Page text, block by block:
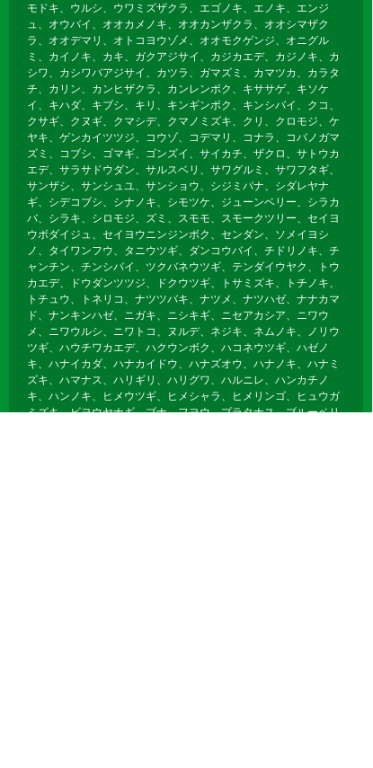
モドキ、ウルシ、ウワミズザクラ、エゴノキ、エノキ、エンジ
ュ、オウバイ、オオカメノキ、オオカンザクラ、オオシマザク
ラ、オオデマリ、オトコヨウゾメ、オオモクゲンジ、オニグル
ミ、カイノキ、カキ、ガクアジサイ、カジカエデ、カジノキ、カ
シワ、カシワバアジサイ、カツラ、ガマズミ、カマツカ、カラタ
チ、カリン、カンヒザクラ、カンレンボク、キササゲ、キソケ
イ、キハダ、キブシ、キリ、キンギンボク、キンシバイ、クコ、
クサギ、クヌギ、クマシデ、クマノミズキ、クリ、クロモジ、ケ
ヤキ、ゲンカイツツジ、コウゾ、コデマリ、コナラ、コバノガマ
ズミ、コブシ、ゴマギ、ゴンズイ、サイカチ、ザクロ、サトウカ
エデ、サラサドウダン、サルスベリ、サワグルミ、サワフタギ、
サンザシ、サンシュユ、サンショウ、シジミバナ、シダレヤナ
ギ、シデコブシ、シナノキ、シモツケ、ジューンベリー、シラカ
バ、シラキ、シロモジ、ズミ、スモモ、スモークツリー、セイヨ
ウボダイジュ、セイヨウニンジンボク、センダン、ソメイヨシ
ノ、タイワンフウ、タニウツギ、ダンコウバイ、チドリノキ、チ
ャンチン、チンシバイ、ツクバネウツギ、テンダイウヤク、トウ
カエデ、ドウダンツツジ、ドクウツギ、トサミズキ、トチノキ、
トチュウ、トネリコ、ナツツバキ、ナツメ、ナツハゼ、ナナカマ
ド、ナンキンハゼ、ニガキ、ニシキギ、ニセアカシア、ニワウ
メ、ニワウルシ、ニワトコ、ヌルデ、ネジキ、ネムノキ、ノリウ
ツギ、ハウチワカエデ、ハクウンボク、ハコネウツギ、ハゼノ
キ、ハナイカダ、ハナカイドウ、ハナズオウ、ハナノキ、ハナミ
ズキ、ハマナス、ハリギリ、ハリグワ、ハルニレ、ハンカチノ
キ、ハンノキ、ヒメウツギ、ヒメシャラ、ヒメリンゴ、ヒュウガ
ミズキ、ビヨウヤナギ、ブナ、フヨウ、プラタナス、ブルーベリ